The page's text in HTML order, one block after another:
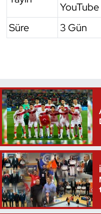
YouTube
Süre
3 Gün
Triatlon
Wushu Kungfu
Yelken
Yüzme